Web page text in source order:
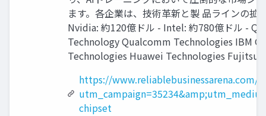
ます。各企業は、技術革新と製 品ラインの
Nvidia: 約120億ドル - Intel: 約780億ドル -
Technology Qualcomm Technologies IBM
Technologies Huawei Technologies Fujitsu
https://www.reliablebusinessarena.com/
chipset